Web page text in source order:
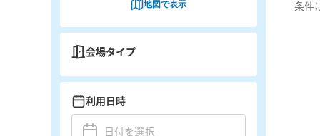
条件
地図で表示
会場タイプ
利用日時